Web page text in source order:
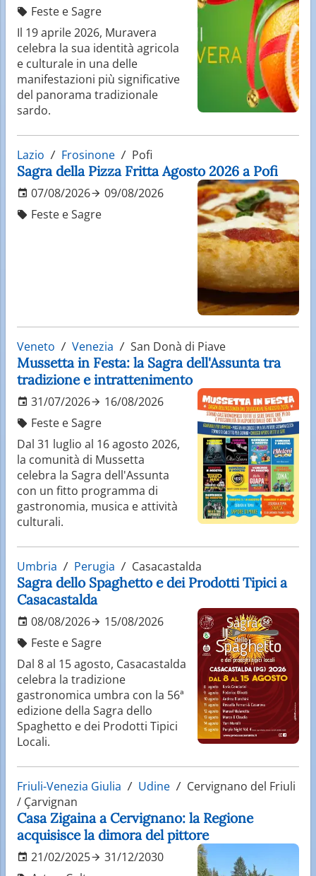
Feste e Sagre
Il 19 aprile 2026, Muravera
celebra la sua identità agricola
e culturale in una delle
manifestazioni più significative
del panorama tradizionale
sardo.
Lazio Frosinone Pofi
Sagra della Pizza Fritta Agosto 2026 a Pofi
07/08/2026
09/08/2026
Feste e Sagre
Veneto Venezia San Donà di Piave
Mussetta in Festa: la Sagra dell'Assunta tra
tradizione e intrattenimento
31/07/2026
16/08/2026
Feste e Sagre
Dal 31 luglio al 16 agosto 2026,
la comunità di Mussetta
celebra la Sagra dell'Assunta
con un fitto programma di
gastronomia, musica e attività
culturali.
Umbria Perugia Casacastalda
Sagra dello Spaghetto e dei Prodotti Tipici a
Casacastalda
08/08/2026
15/08/2026
Feste e Sagre
Dal 8 al 15 agosto, Casacastalda
celebra la tradizione
gastronomica umbra con la 56ª
edizione della Sagra dello
Spaghetto e dei Prodotti Tipici
Locali.
Friuli-Venezia Giulia Udine
Cervignano del Friuli
/ Çarvignan
Casa Zigaina a Cervignano: la Regione
acquisisce la dimora del pittore
21/02/2025
31/12/2030